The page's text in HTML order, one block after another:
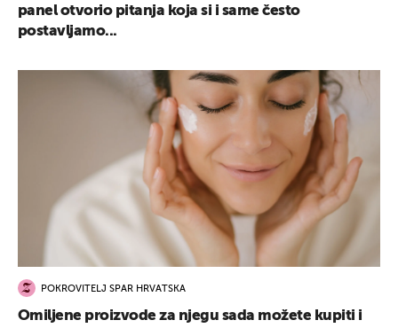
panel otvorio pitanja koja si i same često
postavljamo...
POKROVITELJ SPAR HRVATSKA
Omiljene proizvode za njegu sada možete kupiti i